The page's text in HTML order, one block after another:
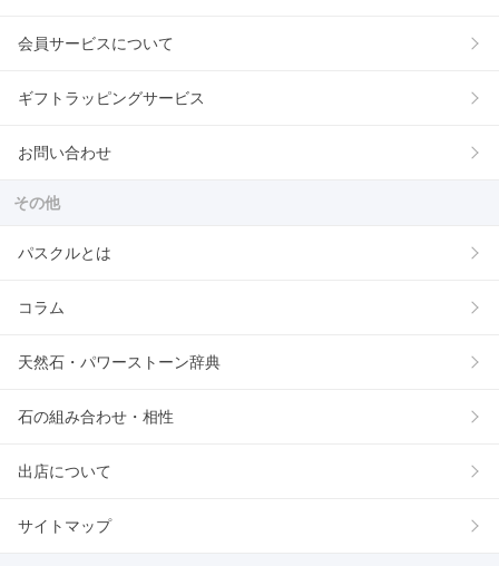
会員サービスについて
ギフトラッピングサービス
お問い合わせ
その他
パスクルとは
コラム
天然石・パワーストーン辞典
石の組み合わせ・相性
出店について
サイトマップ